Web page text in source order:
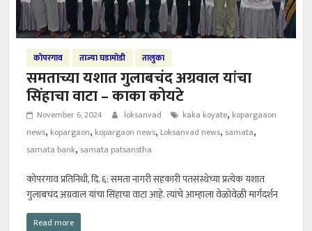
कोपरगाव ताज्या घडामोडी तालुका
समताच्या यशात गुलाबचंद अग्रवाल यांचा
सिंहाचा वाटा – काका कोयटे
November 6, 2024 loksanvad kaka koyate, kopargaaon
news, kopargaon, kopargaon news, Loksanvad news, samata,
samata bank, samata patsanstha
कोपरगाव प्रतिनिधी, दि. ६: समता नागरी सहकारी पतसंस्थेच्या प्रत्येक यशात
गुलाबचंद अग्रवाल यांचा सिंहाचा वाटा आहे. त्यांचे आम्हाला वेळोवेळी मार्गदर्शन
Read more